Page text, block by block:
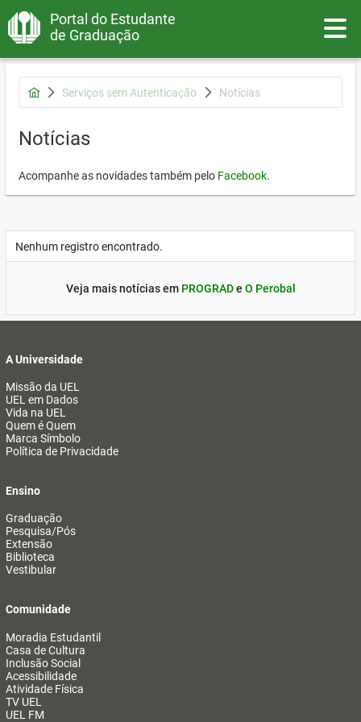
Portal do Estudante
de Graduação
Serviços sem Autenticação Notícias
Notícias
Acompanhe as novidades também pelo Facebook.
Nenhum registro encontrado.
Veja mais notícias em PROGRADe O Perobal
A Universidade
Missão da UEL
UEL em Dados
Vida na UEL
Quem é Quem
Marca Símbolo
Política de Privacidade
Ensino
Graduação
Pesquisa/Pós
Extensão
Biblioteca
Vestibular
Comunidade
Moradia Estudantil
Casa de Cultura
Inclusão Social
Acessibilidade
Atividade Física
TV UEL
UEL FM